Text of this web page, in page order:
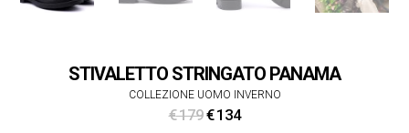
STIVALETTO STRINGATO PANAMA
COLLEZIONE UOMO INVERNO
€179Il
€134Il